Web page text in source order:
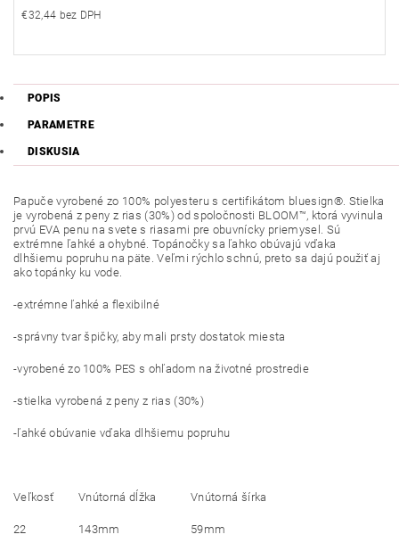
€32,44 bez DPH
POPIS
PARAMETRE
DISKUSIA
Papuče vyrobené zo 100% polyesteru s certifikátom bluesign®. Stielka
je vyrobená z peny z rias (30%) od spoločnosti BLOOM™, ktorá vyvinula
prvú EVA penu na svete s riasami pre obuvnícky priemysel. Sú
extrémne ľahké a ohybné. Topánočky sa ľahko obúvajú vďaka
dlhšiemu popruhu na päte. Veľmi rýchlo schnú, preto sa dajú použiť aj
ako topánky ku vode.
-extrémne ľahké a flexibilné
-správny tvar špičky, aby mali prsty dostatok miesta
-vyrobené zo 100% PES s ohľadom na životné prostredie
-stielka vyrobená z peny z rias (30%)
-ľahké obúvanie vďaka dlhšiemu popruhu
Veľkosť Vnútorná dĺžka Vnútorná šírka
22 143mm 59mm